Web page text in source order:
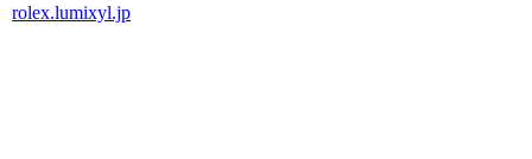
rolex.lumixyl.jp